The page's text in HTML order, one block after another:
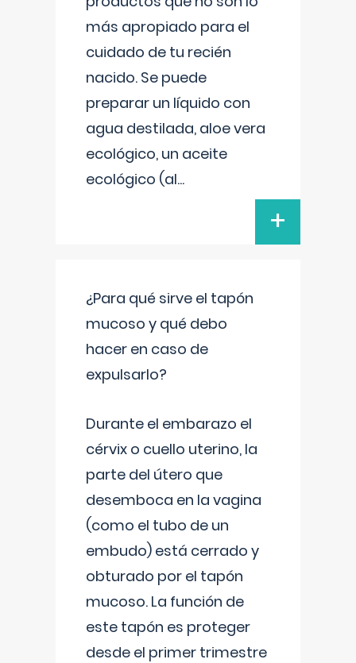
más apropiado para el
cuidado de tu recién
nacido. Se puede
preparar un líquido con
agua destilada, aloe vera
ecológico, un aceite
ecológico (al...
+
¿Para qué sirve el tapón
mucoso y qué debo
hacer en caso de
expulsarlo?
Durante el embarazo el
cérvix o cuello uterino, la
parte del útero que
desemboca en la vagina
(como el tubo de un
embudo) está cerrado y
obturado por el tapón
mucoso. La función de
este tapón es proteger
desde el primer trimestre